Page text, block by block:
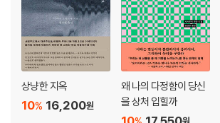
상냥한 지옥
16,200원
10%
왜 나의 다정함이 당신
을 상처 입힐까